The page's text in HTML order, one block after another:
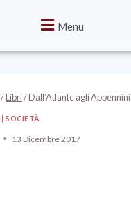
Menu
/Libri/Dall’Atlante agli Appennini
|SOCIETÀ
13 Dicembre 2017